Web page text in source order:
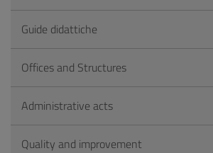
Guide didattiche
Offices and Structures
Administrative acts
Quality and improvement